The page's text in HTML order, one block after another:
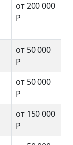
от 200 000
Р
от 50 000
Р
от 50 000
Р
от 150 000
Р